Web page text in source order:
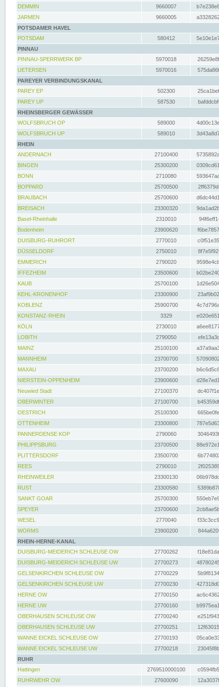
DEMMIN
9660007
JARMEN
9660005
POTSDAMER HAVEL
POTSDAM
580412
PINNAU
PINNAU-SPERRWERK BP
5970018
UETERSEN
5970016
PAREYER VERBINDUNGSKANAL
PAREY EP
502300
PAREY UP
587530
RHEINSBERGER GEWÄSSER
WOLFSBRUCH OP
589000
WOLFSBRUCH UP
589010
RHEIN
ANDERNACH
27100400
BINGEN
25300200
BONN
2710080
BOPPARD
25700500
BRAUBACH
25700600
BREISACH
23300320
Basel-Rheinhalle
2310010
Bodenheim
23900620
DUISBURG-RUHRORT
2770010
DÜSSELDORF
2750010
EMMERICH
2790020
IFFEZHEIM
23500600
KAUB
25700100
KEHL-KRONENHOF
23300900
KOBLENZ
25900700
KONSTANZ-RHEIN
3329
KÖLN
2730010
LOBITH
2790050
MAINZ
25100100
MANNHEIM
23700700
MAXAU
23700200
NIERSTEIN-OPPENHEIM
23900600
Neuwied Stadt
27100370
OBERWINTER
27100700
OESTRICH
25100300
OTTENHEIM
23300800
PANNERDENSE KOP
2790060
PHILIPPSBURG
23700500
PLITTERSDORF
23500700
REES
2790010
RHEINWEILER
23300130
RUST
23300580
SANKT GOAR
25700300
SPEYER
23700600
WESEL
2770040
WORMS
23900200
RHEIN-HERNE-KANAL
DUISBURG-MEIDERICH SCHLEUSE OW
27700262
DUISBURG-MEIDERICH SCHLEUSE UW
27700273
GELSENKIRCHEN SCHLEUSE OW
27700229
GELSENKIRCHEN SCHLEUSE UW
27700230
HERNE OW
27700150
HERNE UW
27700160
OBERHAUSEN SCHLEUSE OW
27700240
OBERHAUSEN SCHLEUSE UW
27700251
WANNE EICKEL SCHLEUSE OW
27700193
WANNE EICKEL SCHLEUSE UW
27700218
RUHR
Hattingen
2769510000100
RUHRWEHR OW
27600090